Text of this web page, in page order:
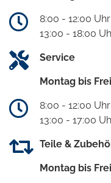
8:00 - 12:00 Uhr
13:00 - 18:00
Service
Montag bis
8:00 - 12:00 Uhr
13:00 - 17:00
Teile &
Montag bis